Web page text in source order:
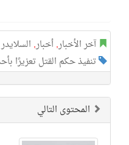
آخر الأخبار,أخبار, السلايدر
تنفيذ حكم القتل تعزيرًا
المحتوى التالي